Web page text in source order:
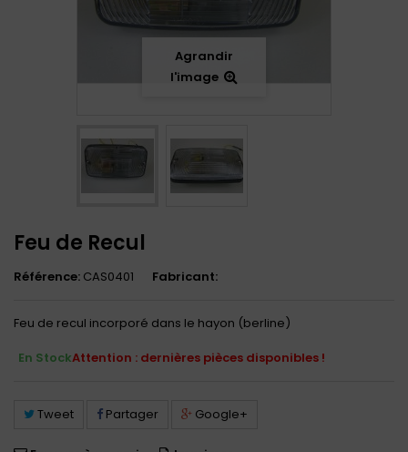
Agrandir
l'image
Feu de Recul
Référence: CAS0401 Fabricant:
Feu de recul incorporé dans le hayon (berline)
En StockAttention : dernières pièces disponibles !
Tweet Partager Google+